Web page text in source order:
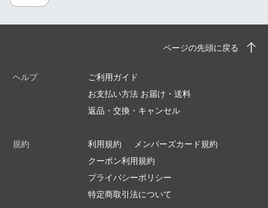
ページの先頭に戻る
ヘルプ
ご利用ガイド
お支払い方法 お届け・送料
返品・交換・キャンセル
規約 利用規約
メンバーズカード規約
クーポン利用規約
プライバシーポリシー
特定商取引法について